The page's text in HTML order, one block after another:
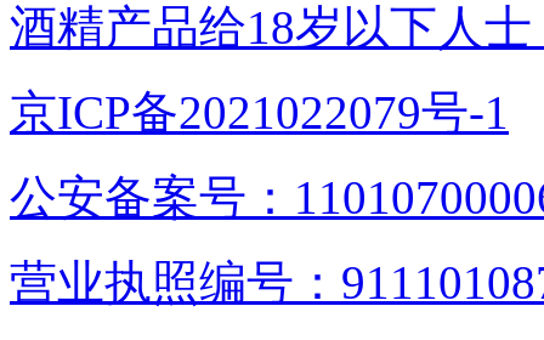
酒精产品给18岁以下人士
京ICP备2021022079号-1
公安备案号：
营业执照编号：